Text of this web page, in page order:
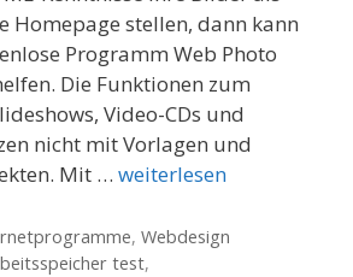
Homepage stellen, dann kann
Programm Web Photo
Die Funktionen zum
Video-CDs und
nicht mit Vorlagen und
Mit … weiterlesen
, Webdesign
test,